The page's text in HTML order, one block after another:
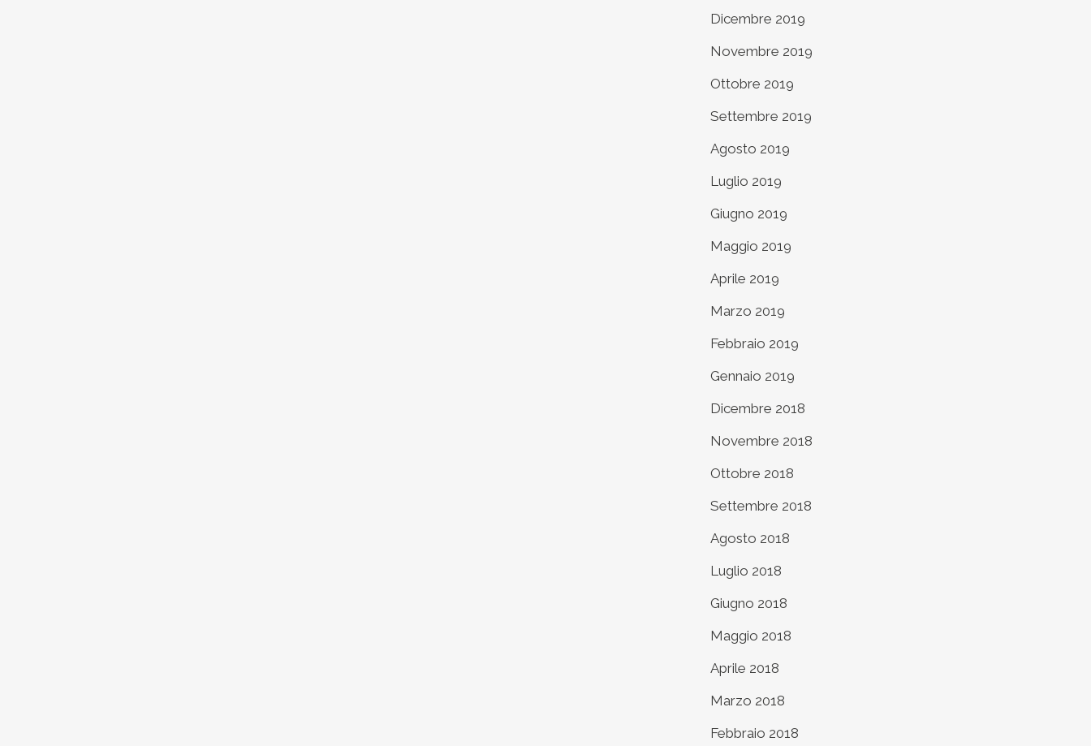
Dicembre 2019
Novembre 2019
Ottobre 2019
Settembre 2019
Agosto 2019
Luglio 2019
Giugno 2019
Maggio 2019
Aprile 2019
Marzo 2019
Febbraio 2019
Gennaio 2019
Dicembre 2018
Novembre 2018
Ottobre 2018
Settembre 2018
Agosto 2018
Luglio 2018
Giugno 2018
Maggio 2018
Aprile 2018
Marzo 2018
Febbraio 2018